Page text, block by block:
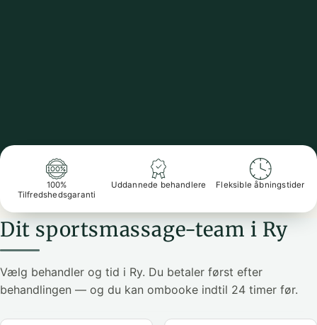
100%
Tilfredshedsgaranti
Uddannede behandlere Fleksible åbningstider
Dit sportsmassage-team i Ry
Vælg behandler og tid i Ry. Du betaler først efter
behandlingen — og du kan ombooke indtil 24 timer før.